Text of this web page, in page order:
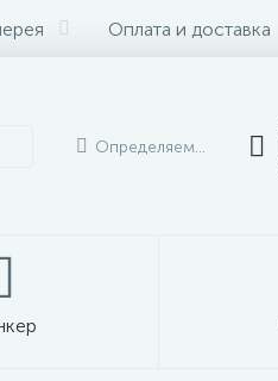
Оплата и доставка
Определяем...